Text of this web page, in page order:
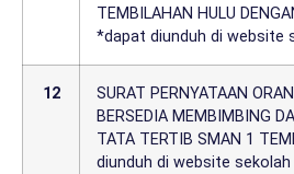
TEMBILAHAN HULU
*dapat diunduh di website
12
SURAT PERNYATAAN
BERSEDIA MEMBIMBING
TATA TERTIB SMAN 1
diunduh di website sekolah